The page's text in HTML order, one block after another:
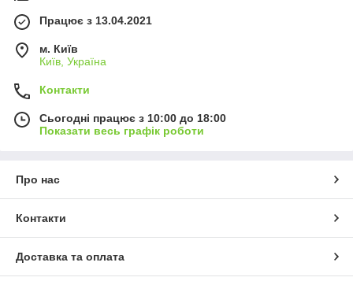
Працює з 13.04.2021
м. Київ
Київ, Україна
Контакти
Сьогодні працює з 10:00 до 18:00
Показати весь графік роботи
Про нас
Контакти
Доставка та оплата